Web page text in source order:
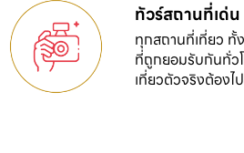
ทัวร์สถานที่เด่
ทุกสถานที่เที่ยว ทั้
ที่ถูกยอมรับกันทั่ว
เที่ยวตัวจริงต้องไ